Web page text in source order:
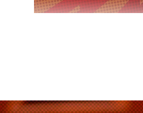
Подпишитесь на